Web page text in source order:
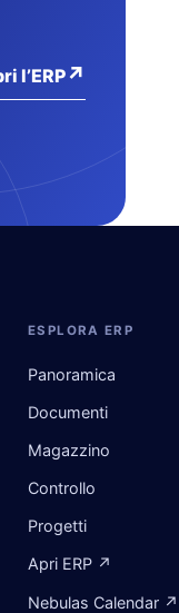
l’ERP ↗
ESPLORA ERP
Panoramica
Documenti
Magazzino
Controllo
Progetti
Apri ERP ↗
Nebulas Calendar ↗